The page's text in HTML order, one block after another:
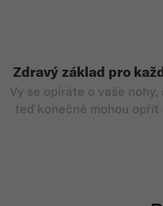
Zdravý základ pro
Vy se opíráte o vaše nohy,
teď konečně mohou opřít